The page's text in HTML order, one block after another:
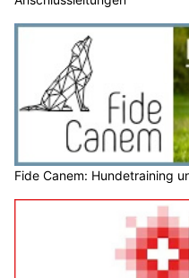
Fide Canem: Hundetraining